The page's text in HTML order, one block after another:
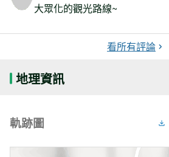
大眾化的觀光路線~
看所有評論
地理資訊
軌跡圖